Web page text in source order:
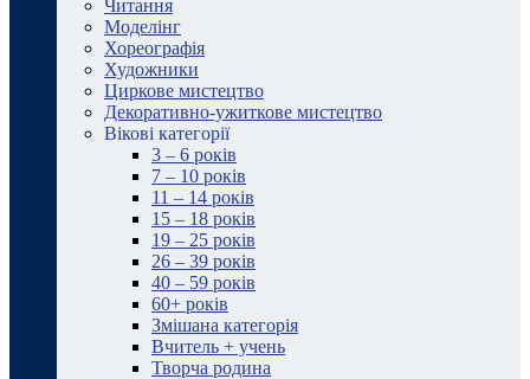
Читання
Моделінг
Хореографія
Художники
Циркове мистецтво
Декоративно-ужиткове мистецтво
Вікові категорії
3 – 6 років
7 – 10 років
11 – 14 років
15 – 18 років
19 – 25 років
26 – 39 років
40 – 59 років
60+ років
Змішана категорія
Вчитель + учень
Творча родина